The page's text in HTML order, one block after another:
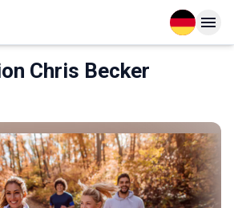
OpenOpen
Chris Becker